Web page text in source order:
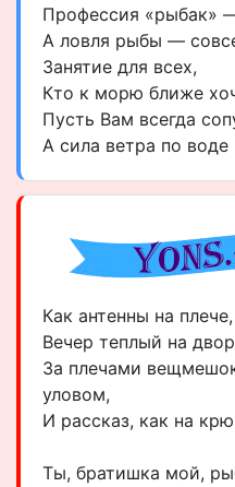
Профессия «рыбак»
А ловля рыбы —
Занятие для всех,
Кто к морю ближе
Пусть Вам всегда
А сила ветра по
Как антенны на
Вечер теплый на
За плечами
уловом,
И рассказ, как на
Ты, братишка мой,